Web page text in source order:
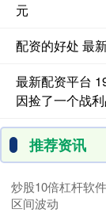
元
配资的好处 最
最新配资平台
因捡了一个战
推荐资讯
炒股10倍杠杆软
区间波动